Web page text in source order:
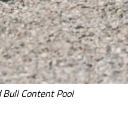
Bull Content Pool